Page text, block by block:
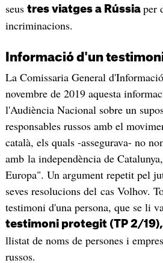
seus tres viatges a Rússia per
incriminacions.
Informació d'un
La Comissaria General
novembre de 2019 aquesta
l'Audiència Nacional sobre un
responsables russos amb el
català, els quals -assegurava- no
amb la independència de
Europa". Un argument repetit pel
seves resolucions del cas Volhov.
testimoni d'una persona, que se li
testimoni protegit (TP 2/19),
llistat de noms de persones i
russos.